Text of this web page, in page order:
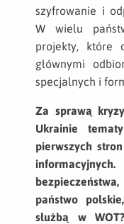
szyfrowanie i
W wielu
projekty, które
głównymi
specjalnych i
Za sprawą
Ukrainie
pierwszych
państwo
służbą w